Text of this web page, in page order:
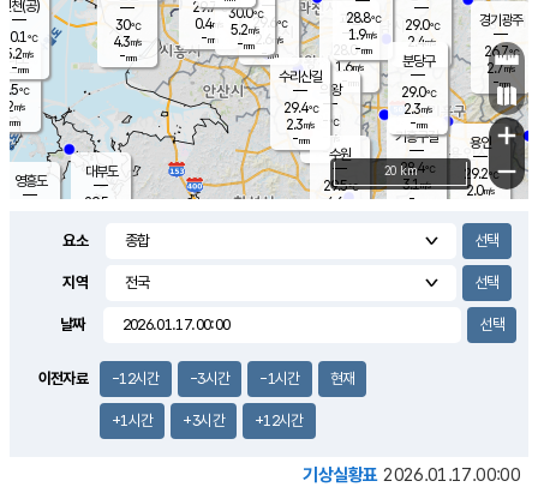
의도
℃
m/s
mm
영흥도
과천
28.0℃
1.6m/s
- mm
용인
29.2℃
2.0m/s
경기광주
26.7℃
2.7m/s
-mm
3.8m/s
대부도
29.5
의왕
- ℃
m/s
mm
29.6 ℃
2.6 m/s
-mm
29.7℃
0.4m/s
-mm
30.0℃
5.2m/s
-mm
29.0℃
2.4m/s
-mm
28.8℃
1.9m/s
-mm
기흥구갈
28.4℃
3.1m/s
-
수리산길
29.4℃
2.3m/s
-mm
분당구
29.0℃
2.3m/s
-mm
인천(공)
30.1℃
5.2m/s
-mm
수원
29.5℃
4.6 m/s
30℃
4.3m/s
-mm
+
−
20 km
요소
지역
날짜
이전자료 -12시간 -3시간 -1시간 현재
+1시간 +3시간 +12시간
기상실황표 2026.01.17.00:00